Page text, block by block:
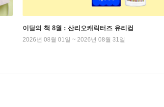
이달의 책 8월 : 산리오캐릭터즈 유리컵
2026년 08월 01일 ~ 2026년 08월 31일